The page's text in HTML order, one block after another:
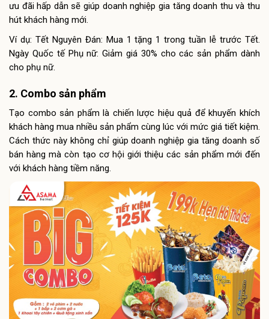
ưu đãi hấp dẫn sẽ giúp doanh nghiệp gia tăng doanh thu và thu
hút khách hàng mới.
Ví dụ: Tết Nguyên Đán: Mua 1 tặng 1 trong tuần lễ trước Tết.
Ngày Quốc tế Phụ nữ: Giảm giá 30% cho các sản phẩm dành
cho phụ nữ.
2. Combo sản phẩm
Tạo combo sản phẩm là chiến lược hiệu quả để khuyến khích
khách hàng mua nhiều sản phẩm cùng lúc với mức giá tiết kiệm.
Cách thức này không chỉ giúp doanh nghiệp gia tăng doanh số
bán hàng mà còn tạo cơ hội giới thiệu các sản phẩm mới đến
với khách hàng tiềm năng.